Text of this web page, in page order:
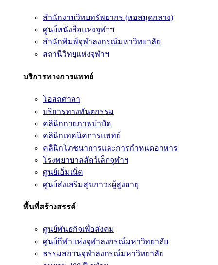
สำนักงานวิทยทรัพยากร (หอสมุดกลาง)
ศูนย์หนังสือแห่งจุฬาฯ
สำนักพิมพ์จุฬาลงกรณ์มหาวิทยาลัย
สถานีวิทยุแห่งจุฬาฯ
บริการทางการแพทย์
โอสถศาลา
บริการทางทันตกรรม
คลินิกกายภาพบำบัด
คลินิกเทคนิคการแพทย์
คลินิกโภชนาการและการกำหนดอาหาร
โรงพยาบาลสัตว์เล็กจุฬาฯ
ศูนย์เอ็มเน็ต
ศูนย์ส่งเสริมสุขภาวะผู้สูงอายุ
พื้นที่สร้างสรรค์
ศูนย์พันธกิจเพื่อสังคม
ศูนย์กีฬาแห่งจุฬาลงกรณ์มหาวิทยาลัย
ธรรมสถานจุฬาลงกรณ์มหาวิทยาลัย